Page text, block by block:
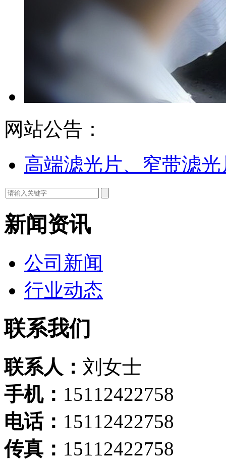
网站公告：
高端滤光片、窄带滤
新闻资讯
公司新闻
行业动态
联系我们
联系人： 刘女士
手机： 15112422758
电话： 15112422758
传真： 15112422758